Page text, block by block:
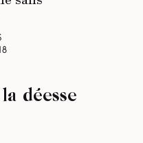
déesse